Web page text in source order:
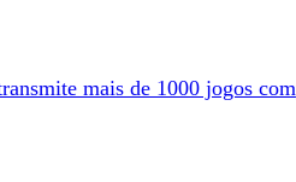
mais de 1000 jogos